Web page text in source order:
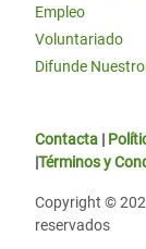
Empleo
Voluntariado
Difunde
Contacta |
|Términos y
Copyright ©
reservados